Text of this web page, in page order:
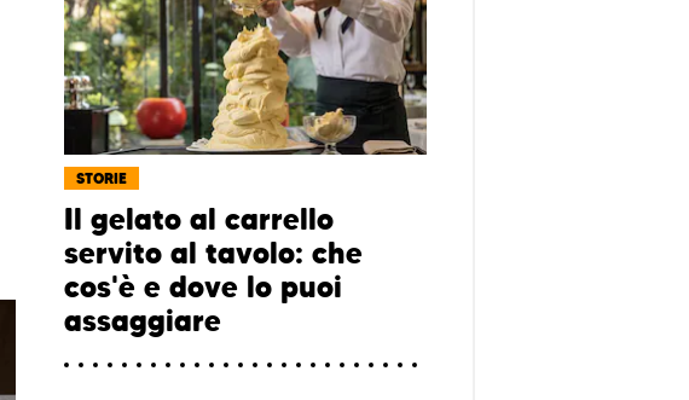
STORIE
Il gelato al carrello
servito al tavolo: che
cos'è e dove lo puoi
assaggiare